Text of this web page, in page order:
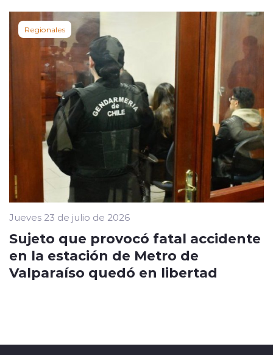
Regionales
Jueves 23 de julio de 2026
Sujeto que provocó fatal accidente
en la estación de Metro de
Valparaíso quedó en libertad